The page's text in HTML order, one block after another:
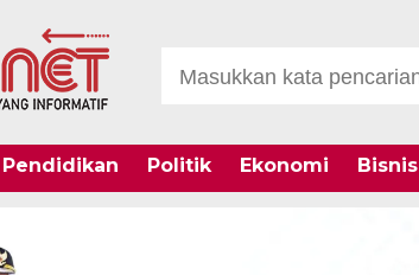
Pendidikan Politik Ekonomi Bisnis